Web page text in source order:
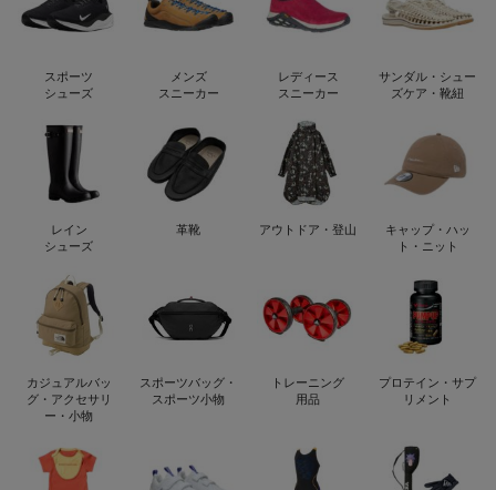
スポーツ
シューズ
メンズ
スニーカー
レディース
スニーカー
サンダル・シュー
ズケア・靴紐
レイン
シューズ
革靴 アウトドア・登山
キャップ・ハッ
ト・ニット
カジュアルバッ
グ・アクセサリ
ー・小物
スポーツバッグ・
スポーツ小物
トレーニング
用品
プロテイン・サプ
リメント